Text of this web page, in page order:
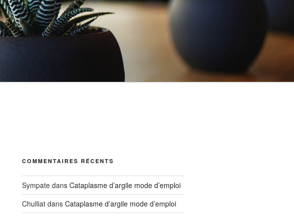
COMMENTAIRES RÉCENTS
Sympatedans Cataplasme d’argile mode d’emploi
Chulliatdans Cataplasme d’argile mode d’emploi